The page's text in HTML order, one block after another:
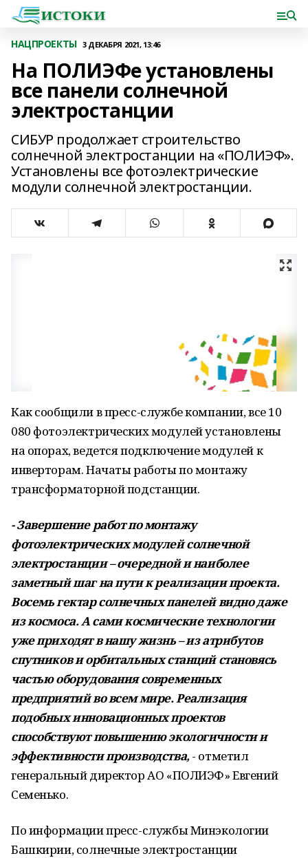
НАЦПРОЕКТЫ 3 ДЕКАБРЯ 2021, 13:46
На ПОЛИЭФе установлены
все панели солнечной
электростанции
СИБУР продолжает строительство
солнечной электростанции на «ПОЛИЭФ».
Установлены все фотоэлектрические
модули солнечной электростанции.
Как сообщили в пресс-службе компании, все 10
080 фотоэлектрических модулей установлены
на опорах, ведется подключение модулей к
инверторам. Начаты работы по монтажу
трансформаторной подстанции.
- Завершение работ по монтажу
фотоэлектрических модулей солнечной
электростанции – очередной и наиболее
заметный шаг на пути к реализации проекта.
Восемь гектар солнечных панелей видно даже
из космоса. А сами космические технологии
уже приходят в нашу жизнь – из атрибутов
спутников и орбитальных станций становясь
частью оборудования современных
предприятий во всем мире. Реализация
подобных инновационных проектов
способствуют повышению экологичности и
эффективности производства, - отметил
генеральный директор АО «ПОЛИЭФ» Евгений
Семенько.
По информации пресс-службы Минэкологии
Башкирии, солнечные электростанции